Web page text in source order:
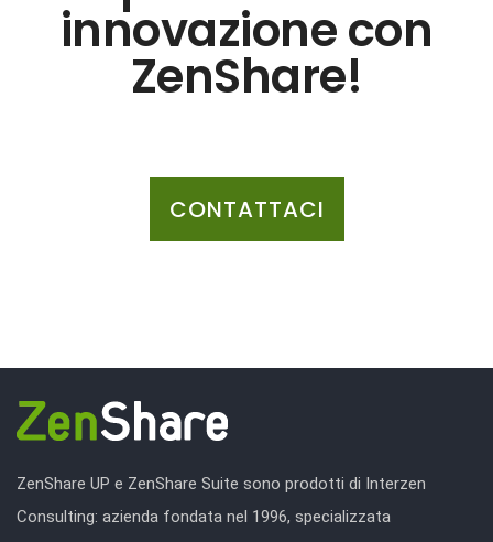
innovazione con
ZenShare!
CONTATTACI
ZenShare UP e ZenShare Suite sono prodotti di Interzen
Consulting: azienda fondata nel 1996, specializzata